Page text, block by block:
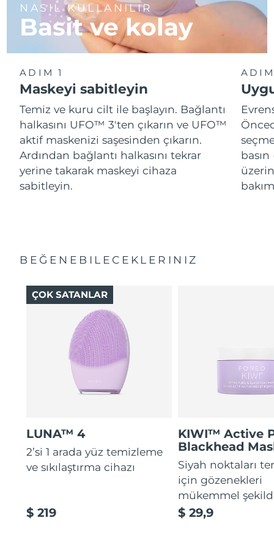
NASIL KULLANILIR
Basit ve kolay
ADIM 1
Maskeyi sabitleyin
Temiz ve kuru cilt ile başlayın. Bağlantı
halkasını UFO™ 3'ten çıkarın ve UFO™
aktif maskenizi saşesinden çıkarın.
Ardından bağlantı halkasını tekrar
yerine takarak maskeyi cihaza
sabitleyin.
BEĞENEBILECEKLERINIZ
LUNA™ 4
2’si 1 arada yüz temizleme
ve sıkılaştırma cihazı
$ 219
ÇOK SATANLAR
KIWI™ Active
Blackhead
Siyah noktaları
için gözenekleri
mükemmel
$ 29,9